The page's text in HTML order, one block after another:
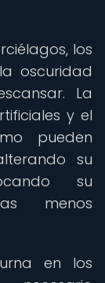
los
oscuridad
La
y el
pueden
su
su
menos
en los